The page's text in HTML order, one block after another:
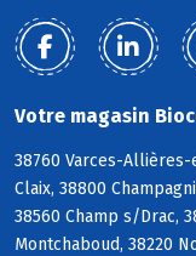
Votre magasin
38760 Varces-Allières-
Claix, 38800
38560 Champ s/Drac,
Montchaboud, 38220